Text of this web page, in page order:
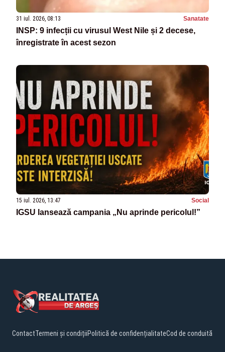
31 iul. 2026, 08:13 Sanatate
INSP: 9 infecții cu virusul West Nile și 2 decese,
înregistrate în acest sezon
15 iul. 2026, 13:47 Social
IGSU lansează campania „Nu aprinde pericolul!”
ContactTermeni și condițiiPolitică de confidențialitateCod de conduită